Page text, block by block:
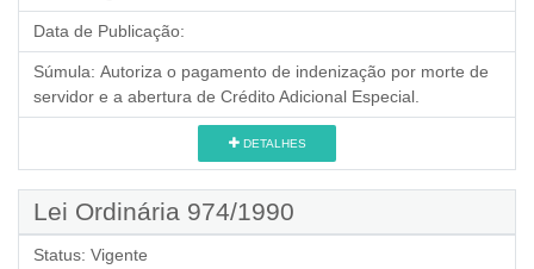
Data de Publicação:
Súmula: Autoriza o pagamento de indenização por morte de
servidor e a abertura de Crédito Adicional Especial.
DETALHES
Lei Ordinária 974/1990
Status: Vigente